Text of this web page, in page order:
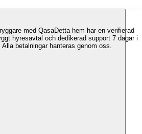
med QasaDetta hem har en verifierad
hyresavtal och dedikerad support 7 dagar i
betalningar hanteras genom oss.